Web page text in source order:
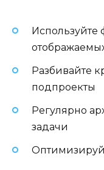
Используйте
Разбивайте
подпроекты
Регулярно
задачи